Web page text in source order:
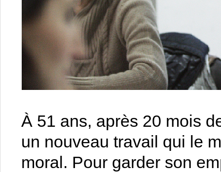
À 51 ans, après 20 mois
un nouveau travail qui le
moral. Pour garder son